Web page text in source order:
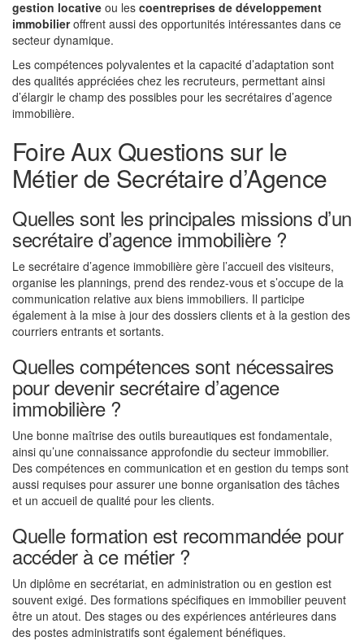
gestion locative ou les coentreprises de développement
immobilieroffrent aussi des opportunités intéressantes dans ce
secteur dynamique.
Les compétences polyvalentes et la capacité d’adaptation sont
des qualités appréciées chez les recruteurs, permettant ainsi
d’élargir le champ des possibles pour les secrétaires d’agence
immobilière.
Foire Aux Questions sur le
Métier de Secrétaire d’Agence
Quelles sont les principales missions d’un
secrétaire d’agence immobilière ?
Le secrétaire d’agence immobilière gère l’accueil des visiteurs,
organise les plannings, prend des rendez-vous et s’occupe de la
communication relative aux biens immobiliers. Il participe
également à la mise à jour des dossiers clients et à la gestion des
courriers entrants et sortants.
Quelles compétences sont nécessaires
pour devenir secrétaire d’agence
immobilière ?
Une bonne maîtrise des outils bureautiques est fondamentale,
ainsi qu’une connaissance approfondie du secteur immobilier.
Des compétences en communication et en gestion du temps sont
aussi requises pour assurer une bonne organisation des tâches
et un accueil de qualité pour les clients.
Quelle formation est recommandée pour
accéder à ce métier ?
Un diplôme en secrétariat, en administration ou en gestion est
souvent exigé. Des formations spécifiques en immobilier peuvent
être un atout. Des stages ou des expériences antérieures dans
des postes administratifs sont également bénéfiques.